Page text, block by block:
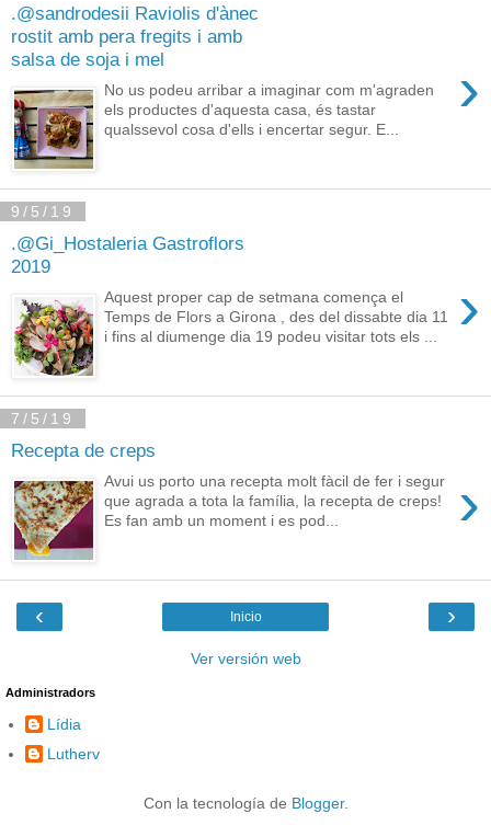
.@sandrodesii Raviolis d'ànec
rostit amb pera fregits i amb
salsa de soja i mel
›
No us podeu arribar a imaginar com m'agraden
els productes d'aquesta casa, és tastar
qualssevol cosa d'ells i encertar segur. E...
9/5/19
.@Gi_Hostaleria Gastroflors
2019
›
Aquest proper cap de setmana comença el
Temps de Flors a Girona , des del dissabte dia 11
i fins al diumenge dia 19 podeu visitar tots els ...
7/5/19
Recepta de creps
›
Avui us porto una recepta molt fàcil de fer i segur
que agrada a tota la família, la recepta de creps!
Es fan amb un moment i es pod...
‹ ›
Inicio
Ver versión web
Administradors
Lídia
Lutherv
Con la tecnología de Blogger.